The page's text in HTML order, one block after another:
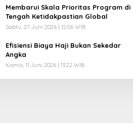
Membarui Skala Prioritas Program di
Tengah Ketidakpastian Global
Sabtu, 27 Juni 2026 | 12:06 WIB
Efisiensi Biaya Haji Bukan Sekedar
Angka
Kamis, 11 Juni 2026 | 13:22 WIB